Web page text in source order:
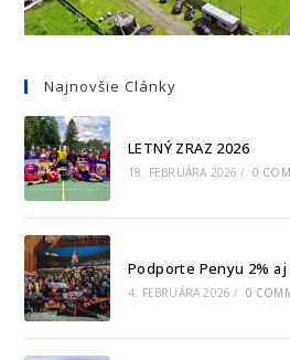
Najnovšie Clánky
LETNÝ ZRAZ 2026
18. FEBRUÁRA 2026 / 0
Podporte Penyu 2% aj
4. FEBRUÁRA 2026 / 0